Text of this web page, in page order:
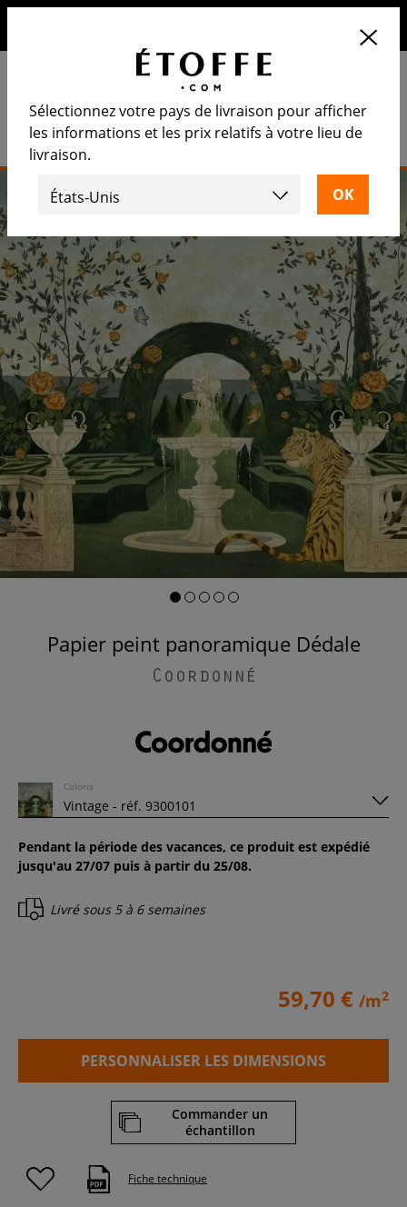
Papier peint panoramique Dédale
Coordonné
Coloris
Pendant la période des vacances, ce produit est expédié
jusqu'au 27/07 puis à partir du 25/08.
Livré sous 5 à 6 semaines
59,70 € /m2
PERSONNALISER LES DIMENSIONS
Commander un
échantillon
Fiche technique
Sélectionnez votre pays de livraison pour afficher
les informations et les prix relatifs à votre lieu de
livraison.